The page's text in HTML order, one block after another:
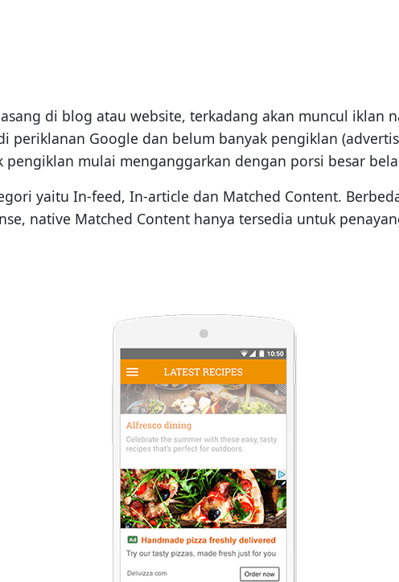
di blog atau website, terkadang akan muncul iklan
Google dan belum banyak pengiklan
mulai menganggarkan dengan porsi besar
yaitu In-feed, In-article dan Matched Content.
native Matched Content hanya tersedia untuk